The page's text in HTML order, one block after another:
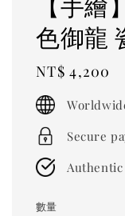
色御龍
Regular
price
NT$ 4,200
Secure
數量